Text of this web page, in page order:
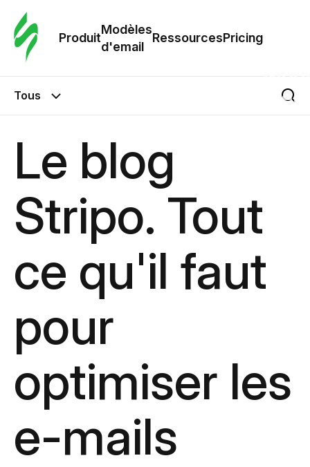
Produit
Modèles
d'email
RessourcesPricing
Tous
Le blog
Stripo. Tout
ce qu'il faut
pour
optimiser les
e-mails